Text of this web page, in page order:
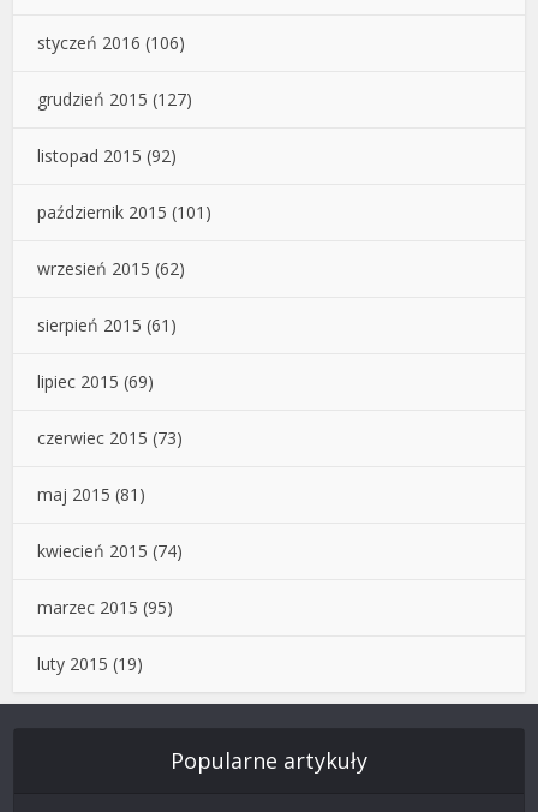
styczeń 2016 (106)
grudzień 2015 (127)
listopad 2015 (92)
październik 2015 (101)
wrzesień 2015 (62)
sierpień 2015 (61)
lipiec 2015 (69)
czerwiec 2015 (73)
maj 2015 (81)
kwiecień 2015 (74)
marzec 2015 (95)
luty 2015 (19)
Popularne artykuły